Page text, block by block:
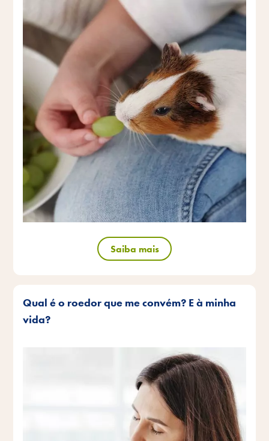
Saiba mais
Qual é o roedor que me convém? E à minha
vida?